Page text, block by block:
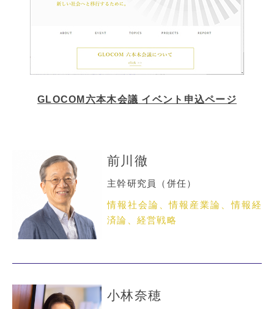
GLOCOM六本木会議 イベント申込ページ
前川徹
主幹研究員（併任）
情報社会論、情報産業論、情報経
済論、経営戦略
小林奈穂